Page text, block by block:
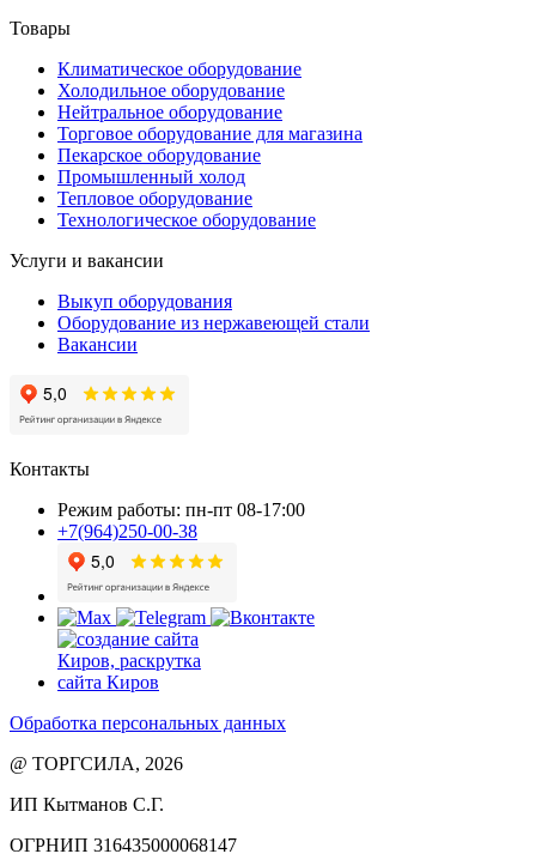
Товары
Климатическое оборудование
Холодильное оборудование
Нейтральное оборудование
Торговое оборудование для магазина
Пекарское оборудование
Промышленный холод
Тепловое оборудование
Технологическое оборудование
Услуги и вакансии
Выкуп оборудования
Оборудование из нержавеющей стали
Вакансии
Контакты
Режим работы: пн-пт 08-17:00
+7(964)250-00-38
Обработка персональных данных
@ ТОРГСИЛА, 2026
ИП Кытманов С.Г.
ОГРНИП 316435000068147